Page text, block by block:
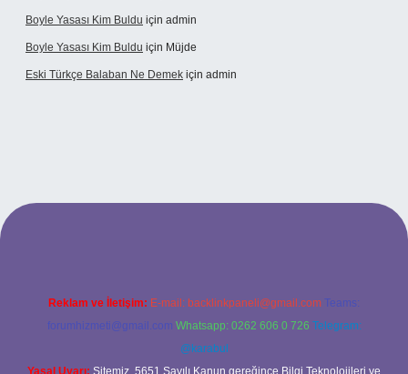
Boyle Yasası Kim Buldu için admin
Boyle Yasası Kim Buldu için Müjde
Eski Türkçe Balaban Ne Demek için admin
casino
Reklam ve İletişim: E-mail: backlinkpaneli@gmail.com Teams:
forumhizmeti@gmail.com Whatsapp: 0262 606 0 726 Telegram:
@karabul
Yasal Uyarı: Sitemiz, 5651 Sayılı Kanun gereğince Bilgi Teknolojileri ve